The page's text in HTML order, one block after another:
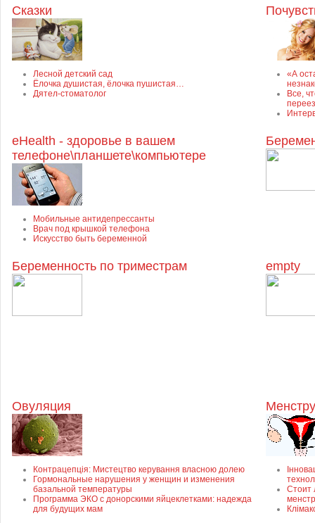
Сказки
Лесной детский сад
Ёлочка душистая, ёлочка пушистая…
Дятел-стоматолог
«А
Все,
eHealth - здоровье в вашем
телефоне\планшете\компьютере
Мобильные антидепрессанты
Врач под крышкой телефона
Искусство быть беременной
Беременность по триместрам empty
Овуляция
Контрацепція: Мистецтво керування власною долею
Гормональные нарушения у женщин и изменения
базальной температуры
Программа ЭКО с донорскими яйцеклетками: надежда
для будущих мам
Стоит